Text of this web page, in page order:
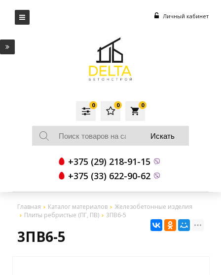
Личный кабинет
local_grocery_store
0
0
0
+375 (29) 218-91-15
+375 (33) 622-90-62
Главная Каталог материалов
Железобетонные изделия
Плиты ребристые (ПГ, ПВ)
3ПВ6-5
3ПВ6-5